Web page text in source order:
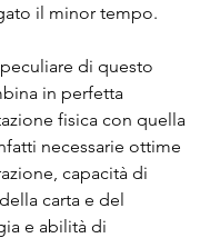
il minor tempo.
di questo
in perfetta
fisica con quella
necessarie ottime
capacità di
carta e del
e abilità di